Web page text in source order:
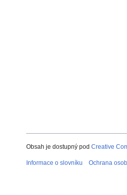
Obsah je dostupný pod Creative
Informace o slovníku Ochrana